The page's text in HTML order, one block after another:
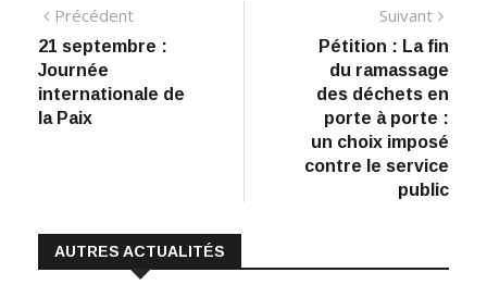
e
b
o
o
k
e
dI Li
n
k
Navigation
de
l’article
PrécédentArticle
précédent
21 septembre :
Journée
internationale de
la Paix
Suivant
Pétition : La fin
du ramassage
des déchets en
porte à porte :
un choix imposé
contre le service
public
AUTRES ACTUALITÉS